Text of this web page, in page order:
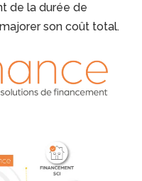
de la durée de
son coût total.